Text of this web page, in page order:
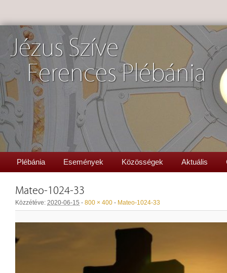
Jézus Szíve
Ferences Plébánia
Plébánia Események Közösségek Aktuális
Mateo-1024-33
Közzétéve: 2020-06-15 - 800 × 400 - Mateo-1024-33